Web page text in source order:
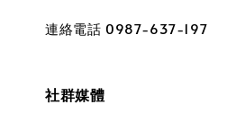
連絡電話 0987-637-197
社群媒體